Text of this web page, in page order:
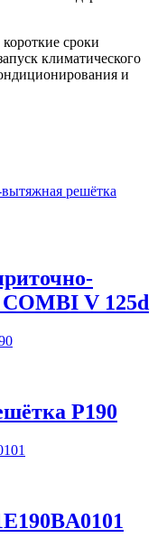
сроки
климатического
и
V 125d
P190